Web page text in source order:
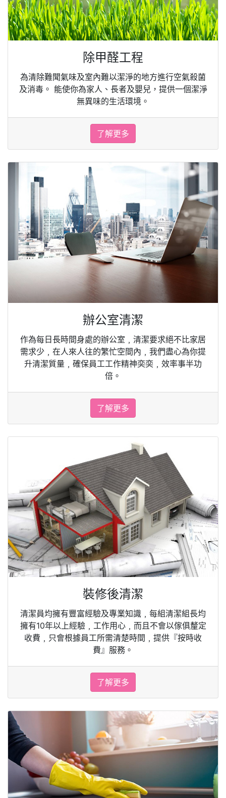
除甲醛工程
為清除難聞氣味及室內難以潔淨的地方進行空氣殺菌
及消毒。 能使你為家人、長者及嬰兒，提供一個潔淨
無異味的生活環境。
了解更多
辦公室清潔
作為每日長時間身處的辦公室﹐清潔要求絕不比家居
需求少﹐在人來人往的繁忙空間內﹐我們盡心為你提
升清潔質量﹐確保員工工作精神奕奕﹐效率事半功
倍。
了解更多
裝修後清潔
清潔員均擁有豐富經驗及專業知識﹐每組清潔組長均
擁有10年以上經驗﹐工作用心﹐而且不會以傢俱釐定
收費﹐只會根據員工所需清楚時間﹐提供『按時收
費』服務。
了解更多